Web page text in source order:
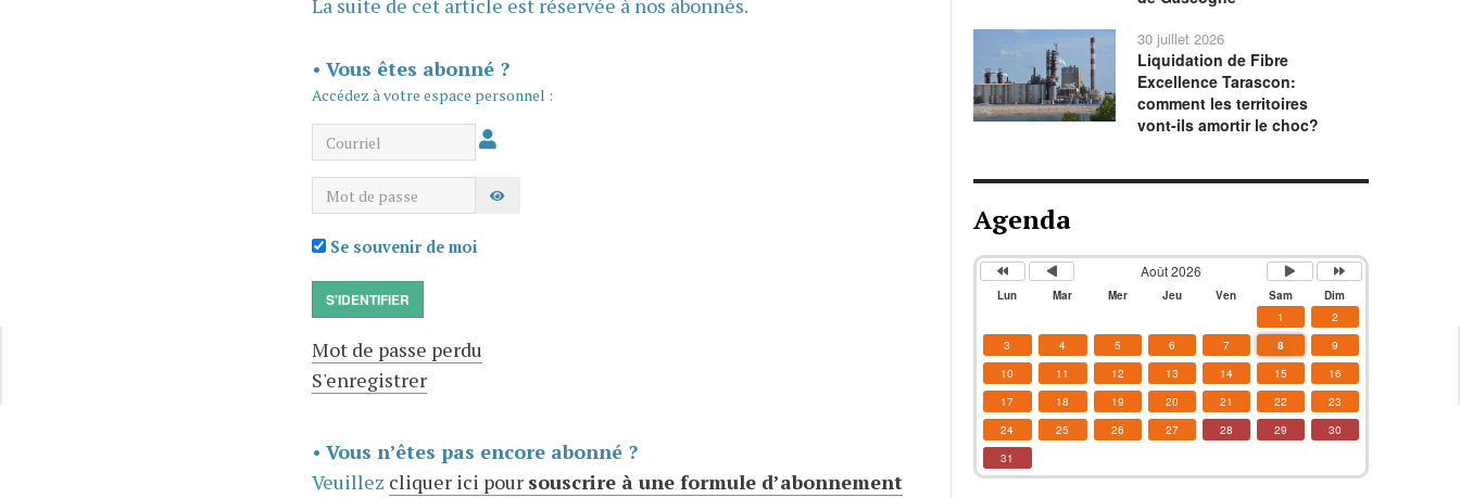
La suite de cet article est réservée à nos abonnés.
• Vous êtes abonné ?
Accédez à votre espace personnel :
Courriel
Mot de passe AFFICHER LE MOT DE PASSE
Se souvenir de moi
S'IDENTIFIER
Mot de passe perdu
S'enregistrer
• Vous n’êtes pas encore abonné ?
Veuillez cliquer ici pour souscrire à une formule d’abonnement
30 juillet 2026
Liquidation de Fibre
Excellence Tarascon:
comment les territoires
vont-ils amortir le choc?
Agenda
Août 2026
Lun Mar Mer Jeu Ven Sam
Dim
1
2
3
4 5 6 7 8
9
10
11 12 13 14 15
16
17
18 19 20 21 22
23
24
25 26 27 28 29
30
31